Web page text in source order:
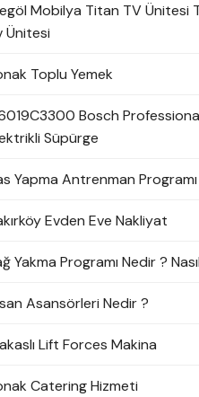
Mobilya Titan TV Ünitesi
Ünitesi
Toplu Yemek
Bosch
Süpürge
Yapma Antrenman Programı
Evden Eve Nakliyat
Yakma Programı Nedir ?
Asansörleri Nedir ?
Lift Forces Makina
Catering Hizmeti